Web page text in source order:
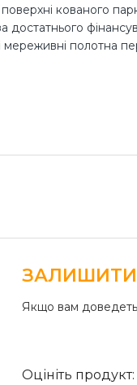
кованого
достатнього
мереживні полотна
ЗАЛИШИТИ
Якщо вам
Оцініть продукт: